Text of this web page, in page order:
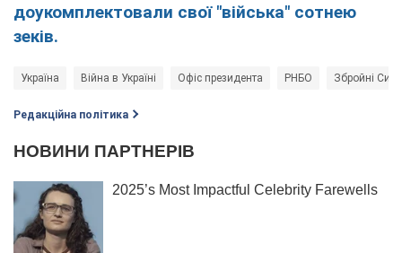
доукомплектовали свої "війська" сотнею
зеків.
Україна Війна в Україні Офіс президента РНБО Збройні
Редакційна політика